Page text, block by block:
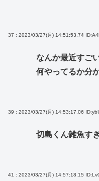
37 : 2023/03/27(月) 14:51:53.74
なんか最近すご
何やってるか分
39 : 2023/03/27(月) 14:53:17.06
切島くん雑魚す
41 : 2023/03/27(月) 14:57:18.15